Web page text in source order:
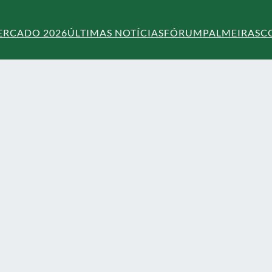
2026ÚLTIMAS NOTÍCIASFÓRUMPALMEIRAS